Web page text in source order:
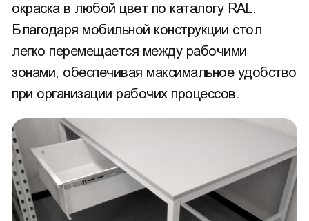
окраска в любой цвет по каталогу RAL.
Благодаря мобильной конструкции стол
легко перемещается между рабочими
зонами, обеспечивая максимальное удобство
при организации рабочих процессов.